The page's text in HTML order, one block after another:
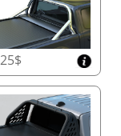
ein Upgrade